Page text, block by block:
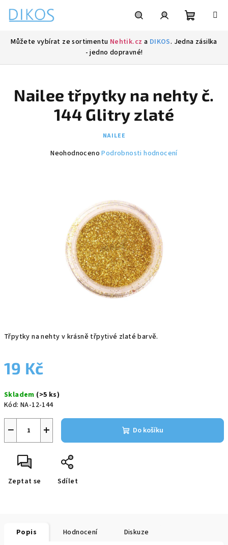
obsah
Můžete vybírat ze sortimentu Nehtik.cz a DIKOS. Jedna zásilka
- jedno dopravné!
Třpytky na nehty v krásně třpytivé zlaté barvě.
19 Kč
cena:
Skladem (>5 ks)
Kód: NA-12-144
+
− Do košíku
Zeptat se Sdílet
Nailee třpytky na nehty č.
144 Glitry zlaté
NAILEE
Průměrné
hvězdiček.
Neohodnoceno Podrobnosti hodnocení
Popis Hodnocení Diskuze